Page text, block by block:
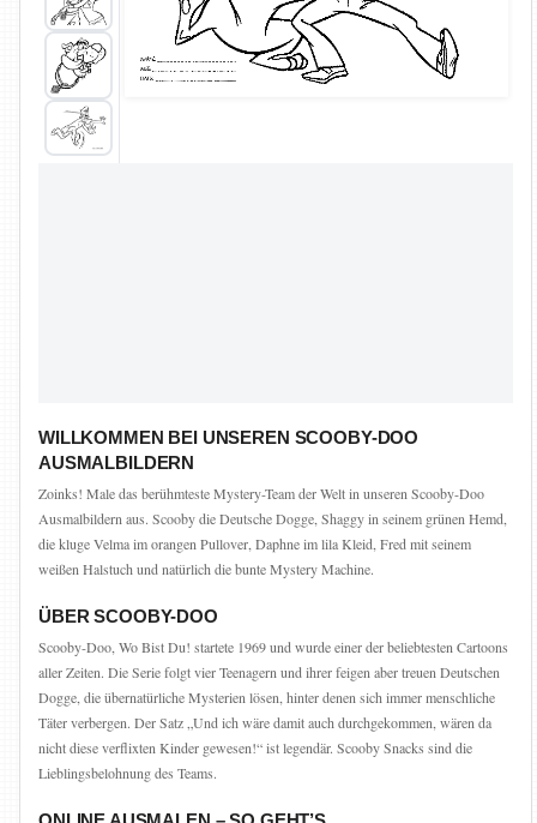
WILLKOMMEN BEI UNSEREN SCOOBY-DOO
AUSMALBILDERN
Zoinks! Male das berühmteste Mystery-Team der Welt in unseren Scooby-Doo
Ausmalbildern aus. Scooby die Deutsche Dogge, Shaggy in seinem grünen Hemd,
die kluge Velma im orangen Pullover, Daphne im lila Kleid, Fred mit seinem
weißen Halstuch und natürlich die bunte Mystery Machine.
ÜBER SCOOBY-DOO
Scooby-Doo, Wo Bist Du! startete 1969 und wurde einer der beliebtesten Cartoons
aller Zeiten. Die Serie folgt vier Teenagern und ihrer feigen aber treuen Deutschen
Dogge, die übernatürliche Mysterien lösen, hinter denen sich immer menschliche
Täter verbergen. Der Satz „Und ich wäre damit auch durchgekommen, wären da
nicht diese verflixten Kinder gewesen!“ ist legendär. Scooby Snacks sind die
Lieblingsbelohnung des Teams.